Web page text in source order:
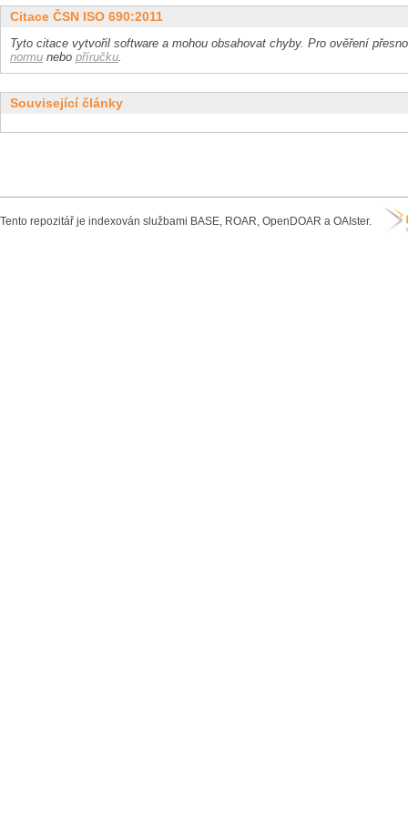
Citace ČSN ISO 690:2011
Tyto citace vytvořil software a mohou obsahovat chyby. Pro ověření
normu nebo příručku.
Související články
Tento repozitář je indexován službami BASE, ROAR, OpenDOAR a OAIster.